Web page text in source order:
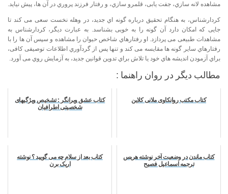
مشاهده لانه سازي، جفت یابی، قلمرو سازي، و رفتار فرزند پروري در آن ها، پیش نیاید.
کردارشناس، به هنگام تحقیق درباره گونه اي جدید، در وهله نخست سعی می کند تا
جایی که امکان دارد آن گونه را به خوبی بشناسد. به عبارت دیگر، کردارشناس به
مشاهدات طبیعی می پردازد. او رفتارهاي شاخص حیوان را مشاهده و سپس آن ها را با
رفتارهاي سایر گونه ها مقایسه می کند و تنها پس از گردآوري اطلاعات توصیفی کافی،
براي آزمودن اندیشه هاي خود یا تلاش براي تدوین قوانین جدید، به آزمایش روي می آورد.
مطالب دیگر در روان راهنما :
کتاب مکتب روانکاوی ملانی کلاین
کتاب عشق ویرانگر : تشخیص ویژگیهای
شخصیتی اطرافیان
کتاب ماندن در وضعیت آخر نوشته هریس
ترجمه اسماعیل فصیح
کتاب بعد از سلام چه می گویید ؟ نوشته
اریک برن